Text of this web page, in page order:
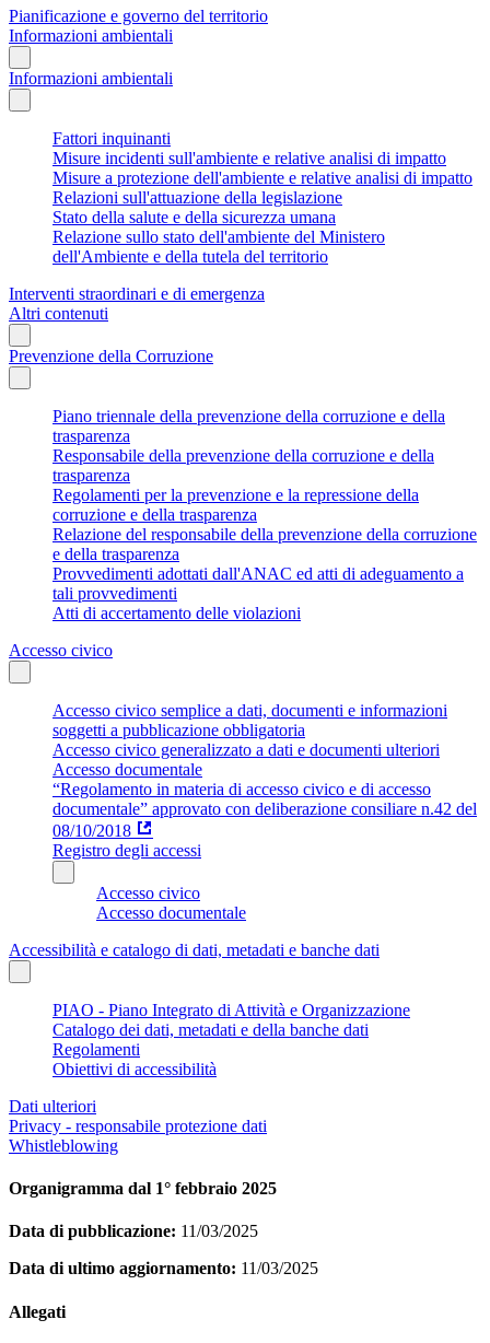
Pianificazione e governo del territorio
Informazioni ambientali
Informazioni ambientali
Fattori inquinanti
Misure incidenti sull'ambiente e relative analisi di impatto
Misure a protezione dell'ambiente e relative analisi di impatto
Relazioni sull'attuazione della legislazione
Stato della salute e della sicurezza umana
Relazione sullo stato dell'ambiente del Ministero
dell'Ambiente e della tutela del territorio
Interventi straordinari e di emergenza
Altri contenuti
Prevenzione della Corruzione
Piano triennale della prevenzione della corruzione e della
trasparenza
Responsabile della prevenzione della corruzione e della
trasparenza
Regolamenti per la prevenzione e la repressione della
corruzione e della trasparenza
Relazione del responsabile della prevenzione della corruzione
e della trasparenza
Provvedimenti adottati dall'ANAC ed atti di adeguamento a
tali provvedimenti
Atti di accertamento delle violazioni
Accesso civico
Accesso civico semplice a dati, documenti e informazioni
soggetti a pubblicazione obbligatoria
Accesso civico generalizzato a dati e documenti ulteriori
Accesso documentale
“Regolamento in materia di accesso civico e di accesso
documentale” approvato con deliberazione consiliare n.42 del
08/10/2018
Registro degli accessi
Accesso civico
Accesso documentale
Accessibilità e catalogo di dati, metadati e banche dati
PIAO - Piano Integrato di Attività e Organizzazione
Catalogo dei dati, metadati e della banche dati
Regolamenti
Obiettivi di accessibilità
Dati ulteriori
Privacy - responsabile protezione dati
Whistleblowing
Organigramma dal 1° febbraio 2025
Data di pubblicazione: 11/03/2025
Data di ultimo aggiornamento: 11/03/2025
Allegati